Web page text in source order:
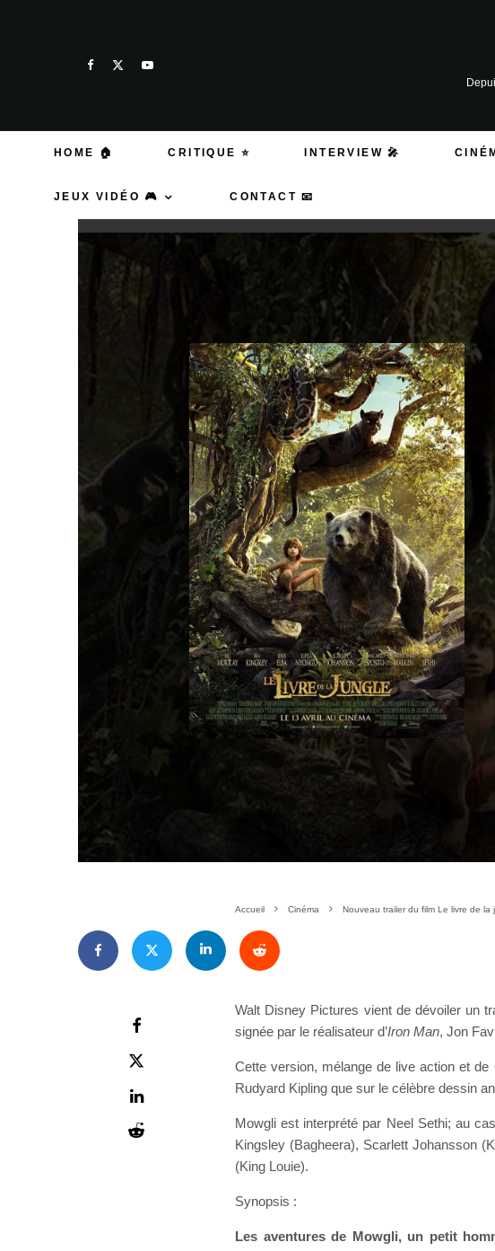
HOME 🏠 CRITIQUE ⭐ INTERVIEW 🎤
JEUX VIDÉO 🎮 CONTACT 📧
Accueil Cinéma Nouveau trailer du film Le livre de la
Walt Disney Pictures vient de dévoiler un
signée par le réalisateur d’Iron Man, Jon
Cette version, mélange de live action et
Rudyard Kipling que sur le célèbre dessin
Mowgli est interprété par Neel Sethi; au
Kingsley (Bagheera), Scarlett Johansson
(King Louie).
Synopsis :
Les aventures de Mowgli, un petit